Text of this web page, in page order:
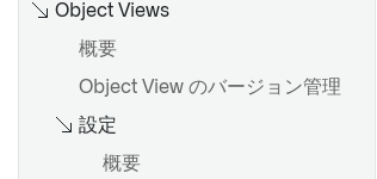
共有プロパティの作成
共有プロパティの編集
オブジェクトタイプで共有プ
ロパティを使用する
概要
通知
通知の設定
Webhook
Python 関数から API 呼び出
しを行う
オントロジーの編集
添付ファイル
ユーザー向けエラーをスロー
Evaluations
はじめに
オブジェクトの検索
検索構文
モニター
Object Views
概要
Object View のバージョン管理
設定
概要